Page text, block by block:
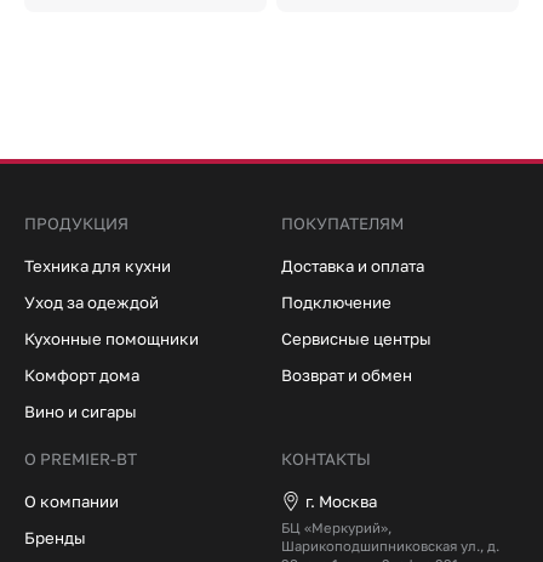
ПРОДУКЦИЯ
Техника для кухни
Уход за одеждой
Кухонные помощники
Комфорт дома
Вино и сигары
ПОКУПАТЕЛЯМ
Доставка и оплата
Подключение
Сервисные центры
Возврат и обмен
О PREMIER-BT
О компании
Бренды
КОНТАКТЫ
г. Москва
БЦ «Меркурий»,
Шарикоподшипниковская ул., д.